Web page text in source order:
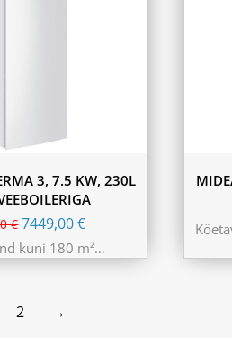
3, 7.5 KW, 230L
€ 7449,00€
kuni 180 m²…
2 →